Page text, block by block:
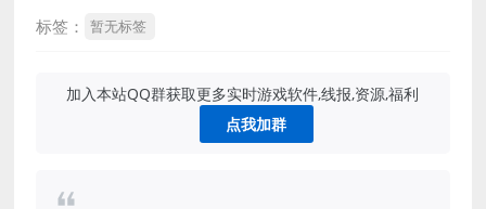
标签： 暂无标签
加入本站QQ群获取更多实时游戏软件,线报,资源,福利
点我加群